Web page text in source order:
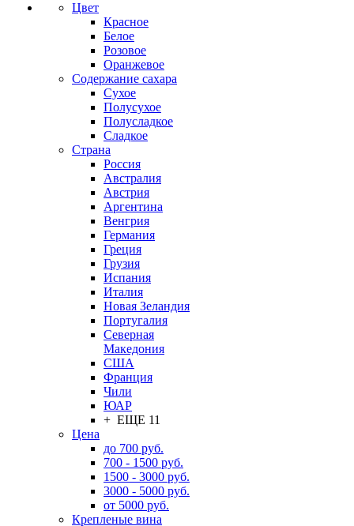
Цвет
Красное
Белое
Розовое
Оранжевое
Содержание сахара
Сухое
Полусухое
Полусладкое
Сладкое
Страна
Россия
Австралия
Австрия
Аргентина
Венгрия
Германия
Греция
Грузия
Испания
Италия
Новая Зеландия
Португалия
Северная
Македония
США
Франция
Чили
ЮАР
+ ЕЩЕ 11
Цена
до 700 руб.
700 - 1500 руб.
1500 - 3000 руб.
3000 - 5000 руб.
от 5000 руб.
Крепленые вина